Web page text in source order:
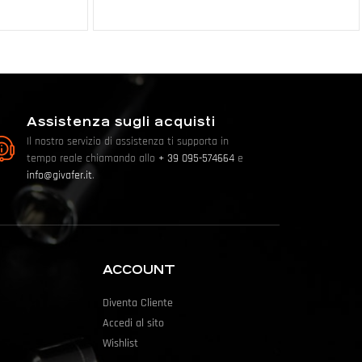
Assistenza sugli acquisti
Il nostro servizio di assistenza ti supporta in
tempo reale chiamando allo + 39 095-574664e
info@givafer.it.
ACCOUNT
Diventa Cliente
Accedi al sito
Wishlist